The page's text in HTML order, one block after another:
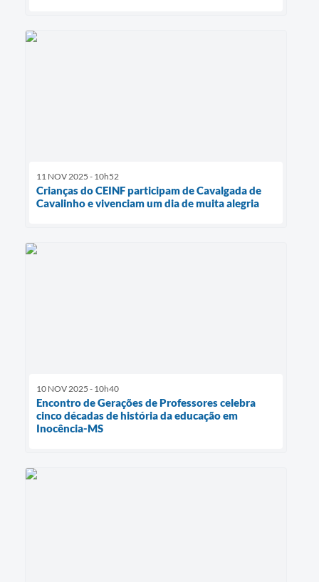
11 NOV 2025 - 10h52
Crianças do CEINF participam de Cavalgada de
Cavalinho e vivenciam um dia de muita alegria
10 NOV 2025 - 10h40
Encontro de Gerações de Professores celebra
cinco décadas de história da educação em
Inocência-MS